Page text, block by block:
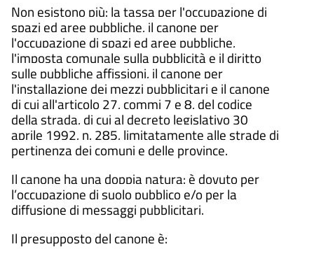
Non esistono più: la tassa per l'occupazione di
spazi ed aree pubbliche, il canone per
l'occupazione di spazi ed aree pubbliche,
l'imposta comunale sulla pubblicità e il diritto
sulle pubbliche affissioni, il canone per
l'installazione dei mezzi pubblicitari e il canone
di cui all'articolo 27, commi 7 e 8, del codice
della strada, di cui al decreto legislativo 30
aprile 1992, n. 285, limitatamente alle strade di
pertinenza dei comuni e delle province.
Il canone ha una doppia natura: è dovuto per
l’occupazione di suolo pubblico e/o per la
diffusione di messaggi pubblicitari.
Il presupposto del canone è: